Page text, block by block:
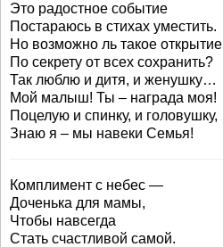
Это радостное событие
Постараюсь в стихах уместить.
Но возможно ль такое открытие
По секрету от всех сохранить?
Так люблю и дитя, и женушку…
Мой малыш! Ты – награда моя!
Поцелую и спинку, и головушку,
Знаю я – мы навеки Семья!
Комплимент с небес —
Доченька для мамы,
Чтобы навсегда
Стать счастливой самой.